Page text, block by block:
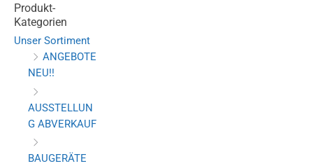
Produkt-
Kategorien
Unser Sortiment
ANGEBOTE
NEU!!
AUSSTELLUN
G ABVERKAUF
BAUGERÄTE